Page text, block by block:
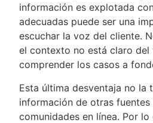
información es explotada
adecuadas puede ser una
escuchar la voz del cliente.
el contexto no está claro
comprender los casos a
Esta última desventaja no la
información de otras
comunidades en línea. Por lo